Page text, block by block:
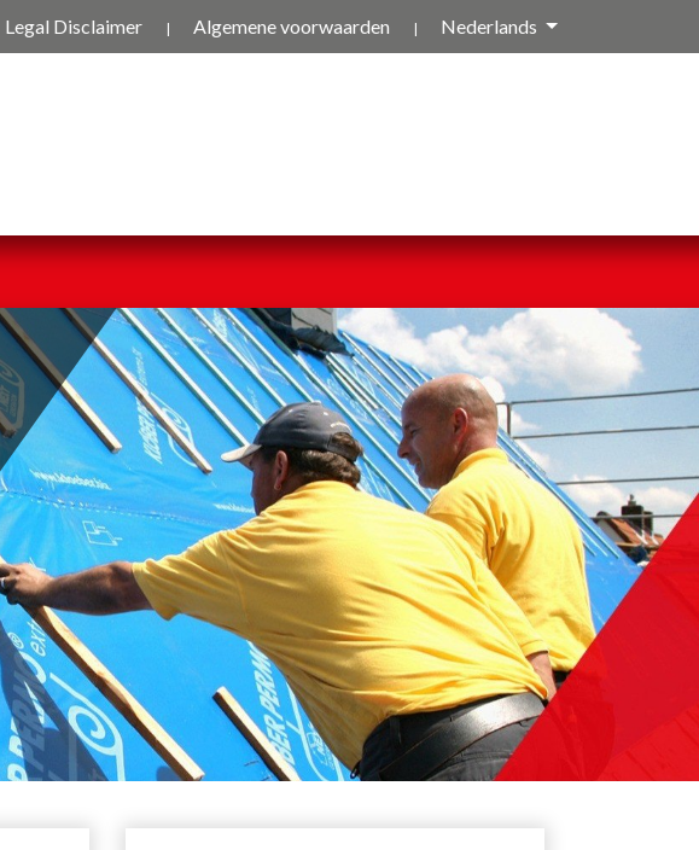
Legal Disclaimer Algemene voorwaarden Nederlands